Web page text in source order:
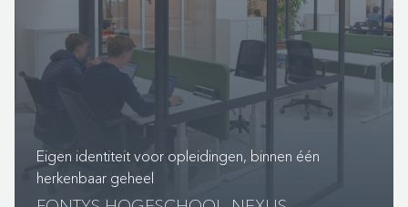
Eigen identiteit voor opleidingen, binnen één
herkenbaar geheel